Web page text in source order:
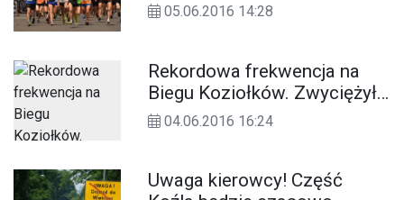
05.06.2016 14:28
Rekordowa frekwencja na
Biegu Koziołków. Zwyciężył
zawodnik z Ukrainy. DUŻO
04.06.2016 16:24
Uwaga kierowcy! Część